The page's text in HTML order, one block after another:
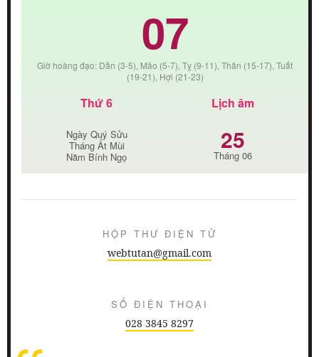
07
Giờ hoàng đạo: Dần (3-5), Mão (5-7), Tỵ (9-11), Thân (15-17), Tuất
(19-21), Hợi (21-23)
Thứ 6
Ngày Quý Sửu
Tháng Ất Mùi
Năm Bính Ngọ
Lịch âm
25
Tháng 06
HỘP THƯ ĐIỆN TỬ
webtutan@gmail.com
SỐ ĐIỆN THOẠI
028 3845 8297